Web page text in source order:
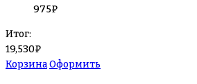
975₽
Итог:
19,530₽
КорзинаОформить